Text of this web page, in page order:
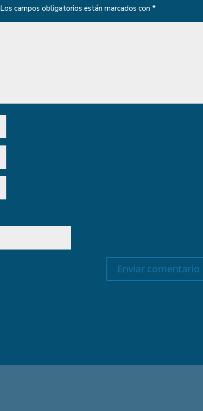
Los campos obligatorios están marcados con *